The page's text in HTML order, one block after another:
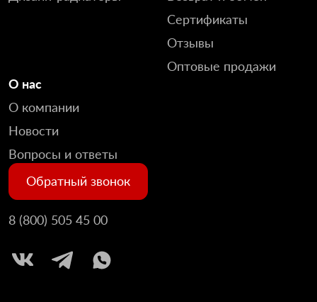
Сертификаты
Отзывы
Оптовые продажи
О нас
О компании
Новости
Вопросы и ответы
Обратный звонок
8 (800) 505 45 00